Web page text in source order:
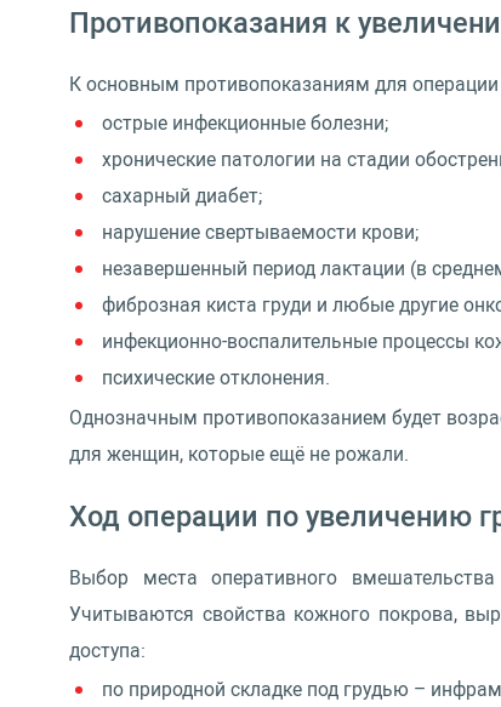
Противопоказания к
К основным противопоказаниям для операции
острые инфекционные болезни;
хронические патологии на стадии
сахарный диабет;
нарушение свертываемости крови;
незавершенный период лактации (в
фиброзная киста груди и любые другие
инфекционно-воспалительные процессы
психические отклонения.
Однозначным противопоказанием будет
для женщин, которые ещё не рожали.
Ход операции по увеличению
Выбор места оперативного
Учитываются свойства кожного покрова,
доступа:
по природной складке под грудью –